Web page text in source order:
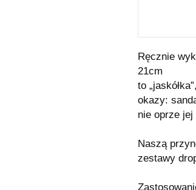
Ręcznie
21cm
to
okazy:
nie oprze
Naszą
zestawy